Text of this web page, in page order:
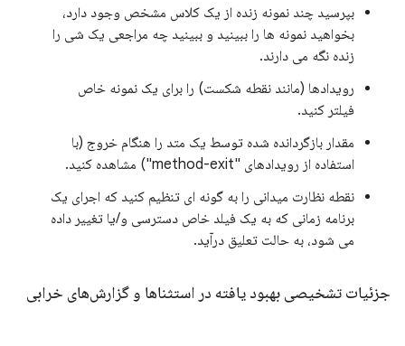
بپرسید چند نمونه زنده از یک کلاس مشخص وجود دارد،
بخواهید نمونه ها را ببینید و ببینید چه مراجعی یک شی را
زنده نگه می دارند.
رویدادها (مانند نقطه شکست) را برای یک نمونه خاص
فیلتر کنید.
مقدار بازگردانده شده توسط یک متد را هنگام خروج (با
استفاده از رویدادهای "method-exit") مشاهده کنید.
نقطه نظارت میدانی را به گونه ای تنظیم کنید که اجرای یک
برنامه زمانی که به یک فیلد خاص دسترسی و/یا تغییر داده
می شود، به حالت تعلیق درآید.
جزئیات تشخیصی بهبود یافته در استثناها و گزارش‌های خرابی